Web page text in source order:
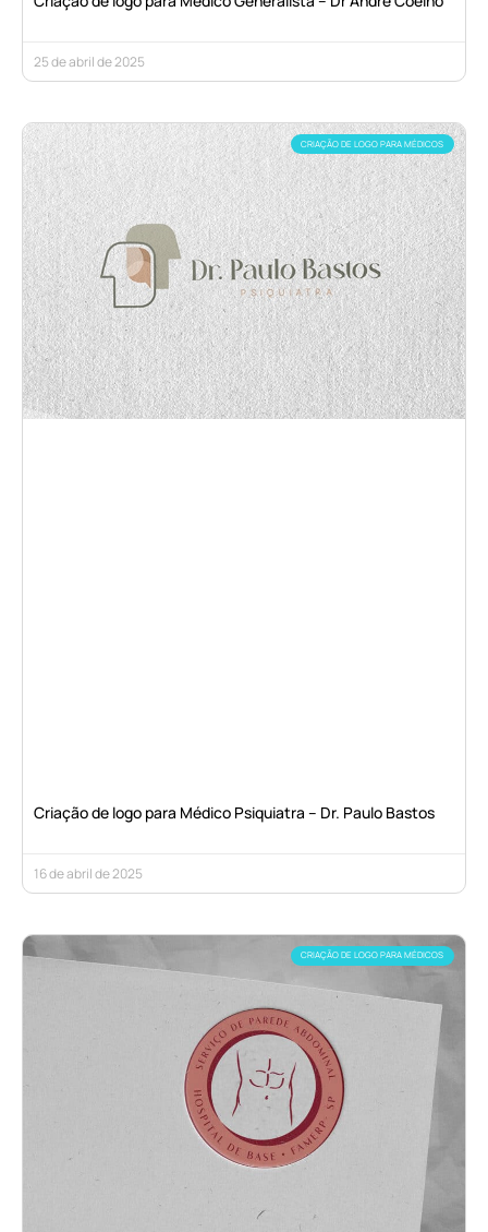
25 de abril de 2025
CRIAÇÃO DE LOGO PARA MÉDICOS
Criação de logo para Médico Psiquiatra – Dr. Paulo Bastos
16 de abril de 2025
CRIAÇÃO DE LOGO PARA MÉDICOS